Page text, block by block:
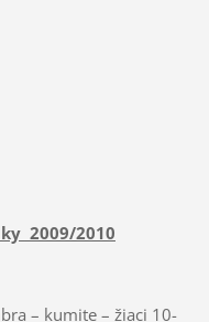
2009/2010
– kumite – žiaci 10-